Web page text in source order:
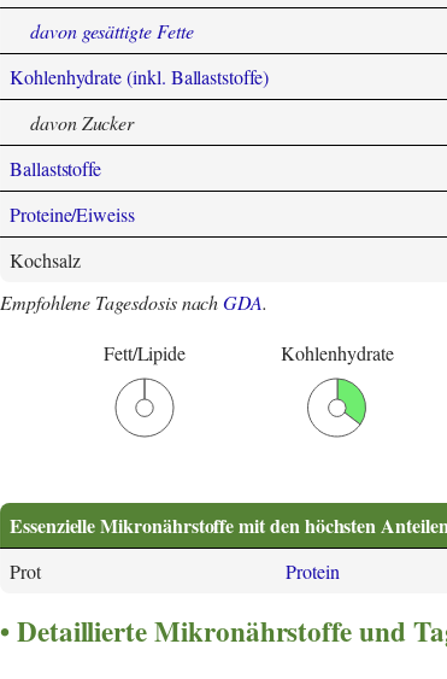
davon gesättigte Fette
Kohlenhydrate (inkl. Ballaststoffe)
davon Zucker
Ballaststoffe
Proteine/Eiweiss
Kochsalz
Empfohlene Tagesdosis nachGDA.
Fett/Lipide
Kohlenhydrate
Essenzielle Mikronährstoffe mit den höchsten
Prot Protein
Detaillierte Mikronährstoffe und